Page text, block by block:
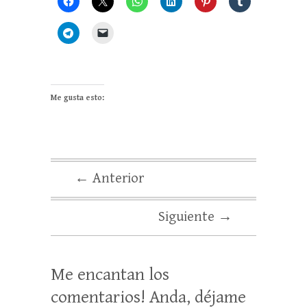
Me gusta esto:
← Anterior
Siguiente →
Me encantan los
comentarios! Anda, déjame